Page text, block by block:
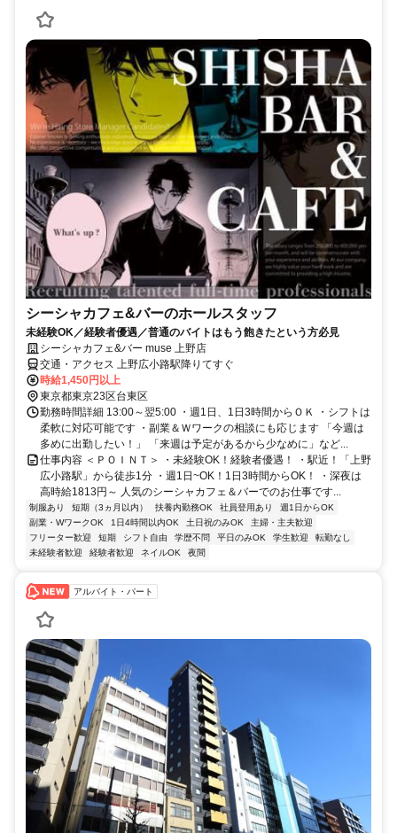
シーシャカフェ&バーのホールスタッフ
未経験OK／経験者優遇／普通のバイトはもう飽きたという方必見
シーシャカフェ&バー muse 上野店
交通・アクセス 上野広小路駅降りてすぐ
時給1,450円以上
東京都東京23区台東区
勤務時間詳細 13:00～翌5:00 ・週1日、1日3時間からＯＫ ・シフトは
柔軟に対応可能です ・副業＆Ｗワークの相談にも応じます 「今週は
多めに出勤したい！」 「来週は予定があるから少なめに」など...
仕事内容 ＜ＰＯＩＮＴ＞ ・未経験OK！経験者優遇！ ・駅近！「上野
広小路駅」から徒歩1分 ・週1日~OK！1日3時間からOK！ ・深夜は
高時給1813円～ 人気のシーシャカフェ＆バーでのお仕事です...
制服あり 短期（3ヵ月以内） 扶養内勤務OK 社員登用あり
週1日からOK
副業・WワークOK
1日4時間以内OK 土日祝のみOK
主婦・主夫歓迎
フリーター歓迎
短期 シフト自由 学歴不問 平日のみOK 学生歓迎
転勤なし
未経験者歓迎
経験者歓迎 ネイルOK 夜間
アルバイト・パート